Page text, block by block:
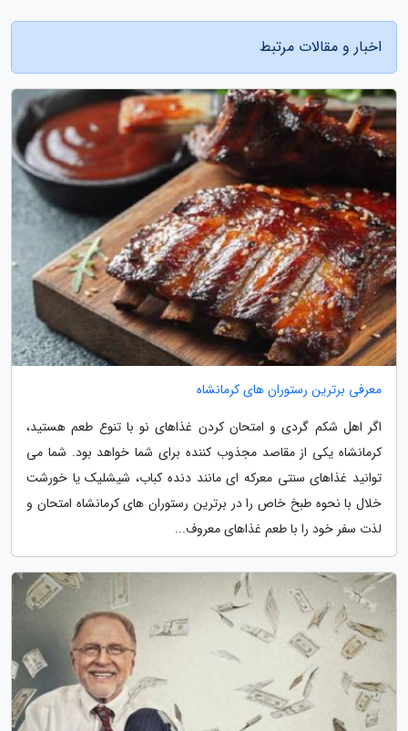
اخبار و مقالات مرتبط
معرفی برترین رستوران های کرمانشاه
اگر اهل شکم گردی و امتحان کردن غذاهای نو با تنوع طعم هستید،
کرمانشاه یکی از مقاصد مجذوب کننده برای شما خواهد بود. شما می
توانید غذاهای سنتی معرکه ای مانند دنده کباب، شیشلیک یا خورشت
خلال با نحوه طبخ خاص را در برترین رستوران های کرمانشاه امتحان و
لذت سفر خود را با طعم غذاهای معروف...